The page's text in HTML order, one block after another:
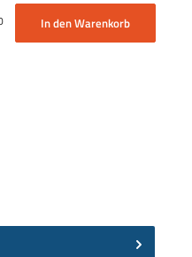
ein oder benutze die Schaltflächen um
In den Warenkorb